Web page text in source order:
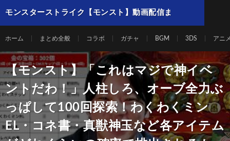
モンスターストライク【モンスト】動画配信ま
ホーム まとめ全般 コラボ ガチャ BGM 3DS アニ
【モンスト】「これはマジで神イベ
ントだわ！」人柱しろ、オーブ全力ぶ
っぱして100回探索！わくわくミン
EL・コネ書・真獣神玉など各アイテム